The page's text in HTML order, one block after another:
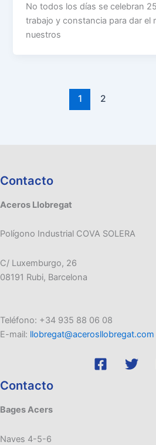
No todos los días se celebran
trabajo y constancia para dar el
nuestros
1 2
Contacto
Aceros Llobregat
Polígono Industrial COVA SOLERA
C/ Luxemburgo, 26
08191 Rubi, Barcelona
Teléfono: +34 935 88 06 08
E-mail: llobregat@acerosllobregat.com
Contacto
Bages Acers
Naves 4-5-6